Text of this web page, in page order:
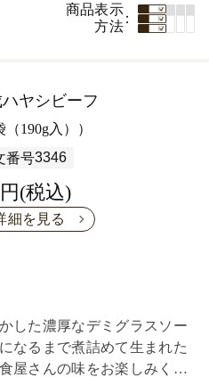
商品表示
方法
ヤシビーフ
（190g入））
番号3346
(税込)
細を見る
した濃厚なデミグラスソー
なるまで煮詰めて生まれた
屋さんの味をお楽しみくだ